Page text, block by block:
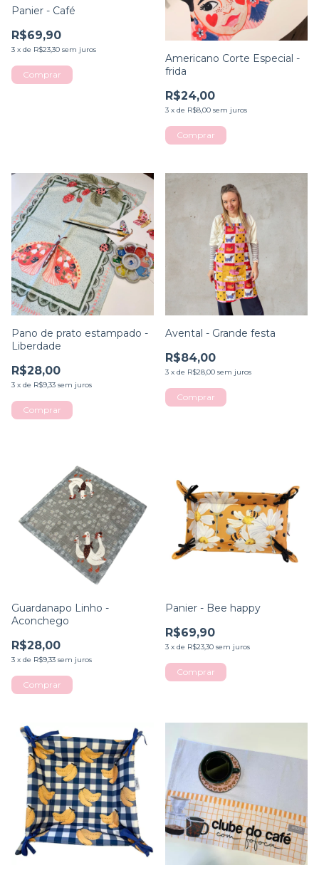
Panier - Café
R$69,90
3 x de R$23,30 sem juros
Comprar
Americano Corte Especial -
frida
R$24,00
3 x de R$8,00 sem juros
Pano de prato estampado -
Liberdade
R$28,00
3 x de R$9,33 sem juros
Avental - Grande festa
R$84,00
3 x de R$28,00 sem juros
Guardanapo Linho -
Aconchego
R$28,00
3 x de R$9,33 sem juros
Panier - Bee happy
R$69,90
3 x de R$23,30 sem juros